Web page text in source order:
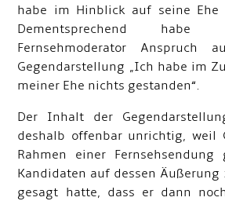
habe im Hinblick auf seine Ehe
Dementsprechend habe
Fernsehmoderator Anspruch
Gegendarstellung „Ich habe im
meiner Ehe nichts gestanden“.
Der Inhalt der
deshalb offenbar unrichtig, weil
Rahmen einer Fernsehsendung
Kandidaten auf dessen Äußerung
gesagt hatte, dass er dann